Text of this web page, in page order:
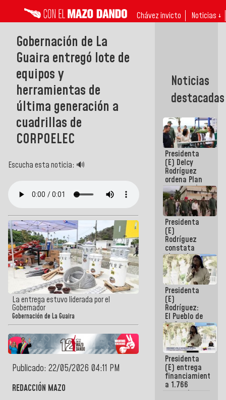
Chávez invicto Noticias ↓
Gobernación de La
Guaira entregó lote de
equipos y
herramientas de
última generación a
cuadrillas de
CORPOELEC
Escucha esta noticia: 🔊
La entrega estuvo liderada por el
Gobernador
Gobernación de La Guaira
Publicado: 22/05/2026 04:11 PM
REDACCIÓN MAZO
Noticias
destacadas
Presidenta
(E) Delcy
Rodríguez
ordena Plan
maestro de
desarrollo
logístico y
turístico
para La
Guaira
Presidenta
(E)
Rodríguez
constata
obras de
rehabilitación
de Escuela
Militar de
Mamo en La
Guaira
Presidenta
(E)
Rodríguez:
El Pueblo de
La Guaira
siempre
estará
acompañada
por el
Gobierno
Nacional
Presidenta
(E) entrega
financiamientos
a 1.766
comerciantes